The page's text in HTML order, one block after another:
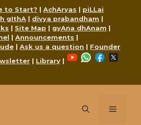
to Start? | AchAryas | piLLai
gIthA | divya prabandham |
| Site Map | gyAna dhAnam |
| Announcements |
| Ask us a question | Founder
| Library |
YouTubeWhatsApp
Facebook
Menu